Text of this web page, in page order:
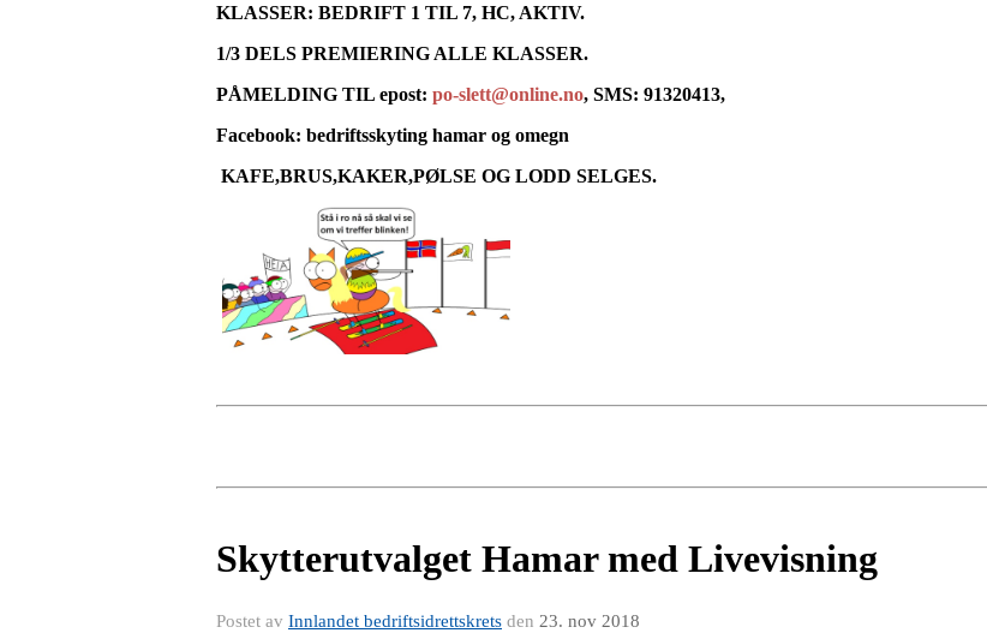
KLASSER: BEDRIFT 1 TIL 7, HC, AKTIV.
1/3 DELS PREMIERING ALLE KLASSER.
PÅMELDING TIL epost: po-slett@online.no, SMS: 91320413,
Facebook: bedriftsskyting hamar og omegn
KAFE,BRUS,KAKER,PØLSE OG LODD SELGES.
Skytterutvalget Hamar med Livevisning
Postet av Innlandet bedriftsidrettskrets den 23. nov 2018